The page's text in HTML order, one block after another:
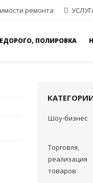
ремонта
ПОЛИРОВКА
Шоу-бизнес
Торговля,
реализация
товаров